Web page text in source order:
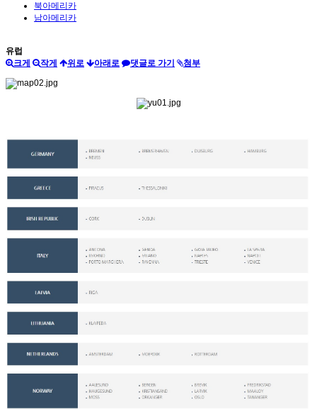
북아메리카
남아메리카
유럽
크게
작게 위로 아래로 댓글로 가기 첨부